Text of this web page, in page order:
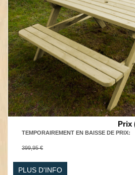
Prix
TEMPORAIREMENT EN BAISSE DE PRIX:
399,95 €
PLUS D'INFO